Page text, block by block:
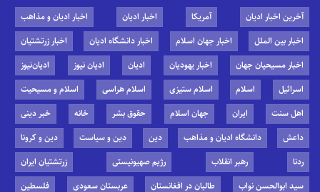
آخرین اخبار ادیان آمریکا اخبار ادیان
اخبار ادیان و مذاهب
اخبار بین الملل
اخبار جهان اسلام اخبار دانشگاه ادیان
اخبار زرتشتیان
اخبار مسیحیان جهان
اخبار یهودیان ادیان ادیان نیوز
ادیان‌نیوز
اسرائیل
اسلام اسلام ستیزی اسلام هراسی
اسلام و مسیحیت
اهل سنت
ایران جهان اسلام حقوق بشر خانه
خبر دینی
داعش
دانشگاه ادیان و مذاهب دین دین و سیاست
دین و کرونا
ردنا
رهبر انقلاب رژیم صهیونیستی
زرتشتیان ایران
سید ابوالحسن نواب
طالبان در افغانستان عربستان سعودی فلسطین